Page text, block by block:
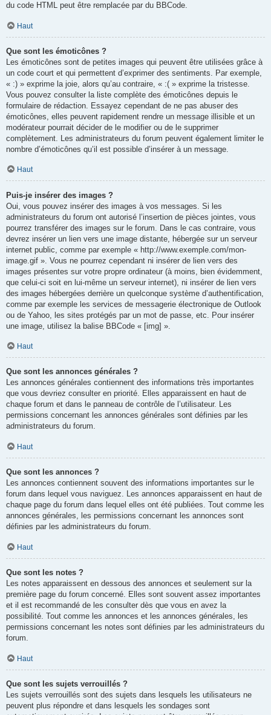
du code HTML peut être remplacée par du BBCode.
Haut
Que sont les émoticônes ?
Les émoticônes sont de petites images qui peuvent être utilisées grâce à
un code court et qui permettent d’exprimer des sentiments. Par exemple,
« :) » exprime la joie, alors qu’au contraire, « :( » exprime la tristesse.
Vous pouvez consulter la liste complète des émoticônes depuis le
formulaire de rédaction. Essayez cependant de ne pas abuser des
émoticônes, elles peuvent rapidement rendre un message illisible et un
modérateur pourrait décider de le modifier ou de le supprimer
complètement. Les administrateurs du forum peuvent également limiter le
nombre d’émoticônes qu’il est possible d’insérer à un message.
Haut
Puis-je insérer des images ?
Oui, vous pouvez insérer des images à vos messages. Si les
administrateurs du forum ont autorisé l’insertion de pièces jointes, vous
pourrez transférer des images sur le forum. Dans le cas contraire, vous
devrez insérer un lien vers une image distante, hébergée sur un serveur
internet public, comme par exemple « http://www.exemple.com/mon-
image.gif ». Vous ne pourrez cependant ni insérer de lien vers des
images présentes sur votre propre ordinateur (à moins, bien évidemment,
que celui-ci soit en lui-même un serveur internet), ni insérer de lien vers
des images hébergées derrière un quelconque système d’authentification,
comme par exemple les services de messagerie électronique de Outlook
ou de Yahoo, les sites protégés par un mot de passe, etc. Pour insérer
une image, utilisez la balise BBCode « [img] ».
Haut
Que sont les annonces générales ?
Les annonces générales contiennent des informations très importantes
que vous devriez consulter en priorité. Elles apparaissent en haut de
chaque forum et dans le panneau de contrôle de l’utilisateur. Les
permissions concernant les annonces générales sont définies par les
administrateurs du forum.
Haut
Que sont les annonces ?
Les annonces contiennent souvent des informations importantes sur le
forum dans lequel vous naviguez. Les annonces apparaissent en haut de
chaque page du forum dans lequel elles ont été publiées. Tout comme les
annonces générales, les permissions concernant les annonces sont
définies par les administrateurs du forum.
Haut
Que sont les notes ?
Les notes apparaissent en dessous des annonces et seulement sur la
première page du forum concerné. Elles sont souvent assez importantes
et il est recommandé de les consulter dès que vous en avez la
possibilité. Tout comme les annonces et les annonces générales, les
permissions concernant les notes sont définies par les administrateurs du
forum.
Haut
Que sont les sujets verrouillés ?
Les sujets verrouillés sont des sujets dans lesquels les utilisateurs ne
peuvent plus répondre et dans lesquels les sondages sont